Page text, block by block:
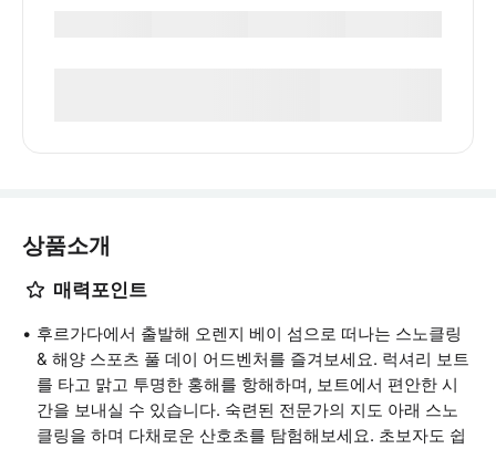
상품소개
매력포인트
후르가다에서 출발해 오렌지 베이 섬으로 떠나는 스노클링
& 해양 스포츠 풀 데이 어드벤처를 즐겨보세요. 럭셔리 보트
를 타고 맑고 투명한 홍해를 항해하며, 보트에서 편안한 시
간을 보내실 수 있습니다. 숙련된 전문가의 지도 아래 스노
클링을 하며 다채로운 산호초를 탐험해보세요. 초보자도 쉽